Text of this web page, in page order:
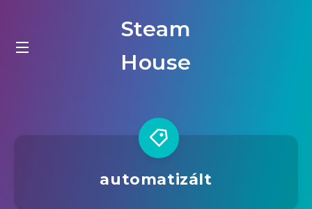
Steam
House
automatizált